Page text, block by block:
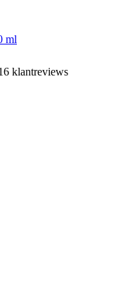
ml
klantreviews